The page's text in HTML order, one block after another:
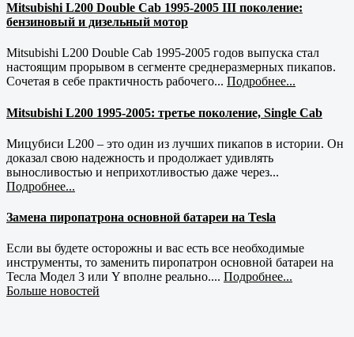
Mitsubishi L200 Double Cab 1995-2005 III поколение:
бензиновый и дизельный мотор
Mitsubishi L200 Double Cab 1995-2005 годов выпуска стал
настоящим прорывом в сегменте среднеразмерных пикапов.
Сочетая в себе практичность рабочего... Подробнее...
Mitsubishi L200 1995-2005: третье поколение, Single Cab
Мицубиси L200 – это один из лучших пикапов в истории. Он
доказал свою надежность и продолжает удивлять
выносливостью и неприхотливостью даже через...
Подробнее...
Замена пиропатрона основной батареи на Tesla
Если вы будете осторожны и вас есть все необходимые
инструменты, то заменить пиропатрон основной батареи на
Тесла Модел 3 или Y вполне реально.... Подробнее...
Больше новостей